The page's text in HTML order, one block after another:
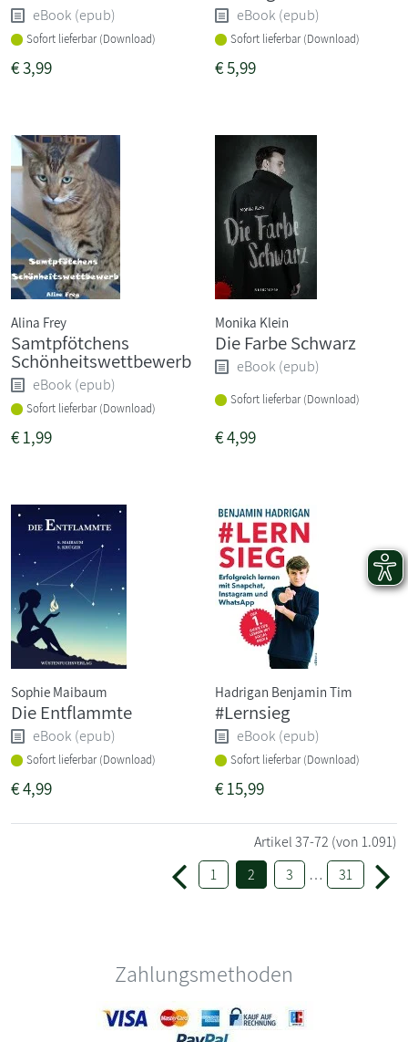
eBook (epub)
Sofort lieferbar (Download)
€3,99
eBook (epub)
Sofort lieferbar (Download)
€5,99
Alina Frey
Samtpfötchens
Schönheitswettbewerb
eBook (epub)
Sofort lieferbar (Download)
€1,99
Monika Klein
Die Farbe Schwarz
eBook (epub)
Sofort lieferbar (Download)
€4,99
Sophie Maibaum
Die Entflammte
eBook (epub)
Sofort lieferbar (Download)
€4,99
Hadrigan Benjamin Tim
#Lernsieg
eBook (epub)
Sofort lieferbar (Download)
€15,99
Artikel37-72 (von 1.091)
1
2 3 … 31
Zahlungsmethoden